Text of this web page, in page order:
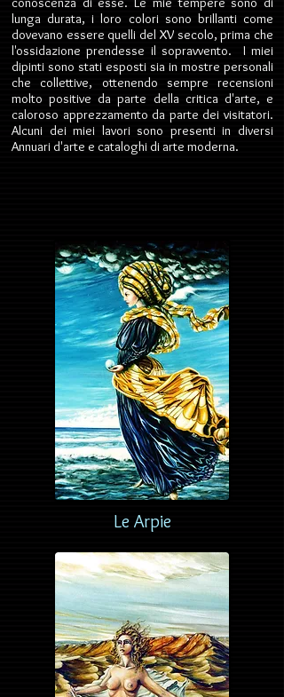
lunga durata, i loro colori sono brillanti come
dovevano essere quelli del XV secolo, prima che
l'ossidazione prendesse il sopravvento. I miei
dipinti sono stati esposti sia in mostre personali
che collettive, ottenendo sempre recensioni
molto positive da parte della critica d'arte, e
caloroso apprezzamento da parte dei visitatori.
Alcuni dei miei lavori sono presenti in diversi
Annuari d'arte e cataloghi di arte moderna.
Le Arpie